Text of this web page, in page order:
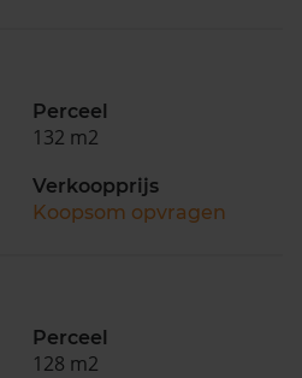
Perceel
132 m2
Verkoopprijs
Koopsom opvragen
Perceel
128 m2